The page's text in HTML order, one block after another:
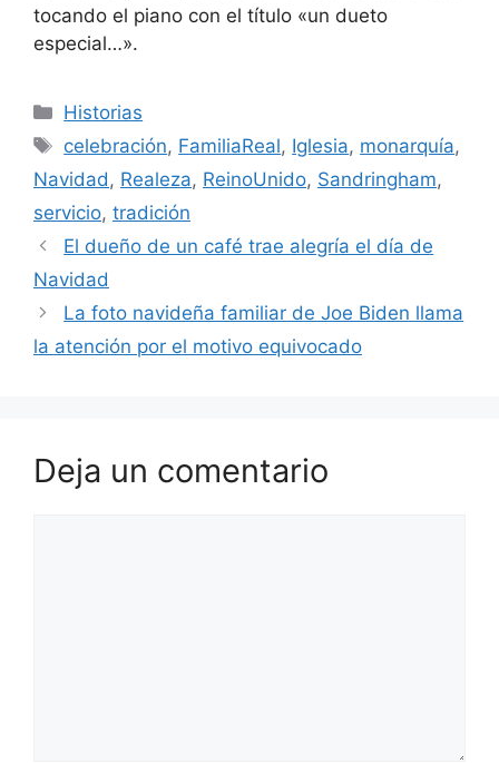
tocando el piano con el título «un dueto
especial…».
Categorías
Historias
Etiquetas
celebración, FamiliaReal, Iglesia, monarquía,
Navidad , Realeza, ReinoUnido, Sandringham,
servicio, tradición
El dueño de un café trae alegría el día de
Navidad
La foto navideña familiar de Joe Biden llama
la atención por el motivo equivocado
Deja un comentario